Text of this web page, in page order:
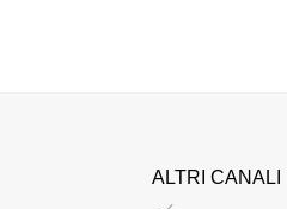
ALTRI CANALI